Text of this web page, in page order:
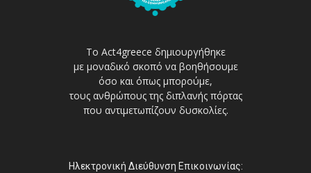
Το Act4greece δημιουργήθηκε
με μοναδικό σκοπό να βοηθήσουμε
όσο και όπως μπορούμε,
τους ανθρώπους της διπλανής πόρτας
που αντιμετωπίζουν δυσκολίες.
Ηλεκτρονική Διεύθυνση Επικοινωνίας: